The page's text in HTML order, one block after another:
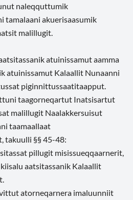
naleqquttumik
tamalaani akuerisaasumik
malillugit.
atuinissamut aamma
atuinissamut Kalaallit Nunaanni
piginnittussaatitaapput.
taagorneqartut Inatsisartut
malillugit Naalakkersuisut
taamaallaat
takuulli §§ 45-48:
pillugit misissueqqaarnerit,
aatsitassanik Kalaallit
atorneqarnera imaluunniit